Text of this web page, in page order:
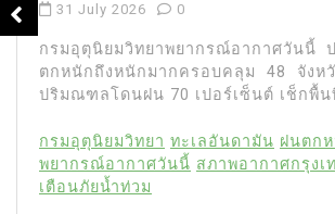
31 July 2026 0
กรมอุตุนิยมวิทยาพยากรณ์อากาศวันนี้
ตกหนักถึงหนักมากครอบคลุม 48 จังห
ปริมณฑลโดนฝน 70 เปอร์เซ็นต์ เช็กพื้น
กรมอุตุนิยมวิทยา ทะเลอันดามัน ฝนตก
พยากรณ์อากาศวันนี้ สภาพอากาศกรุงเ
เตือนภัยน้ำท่วม